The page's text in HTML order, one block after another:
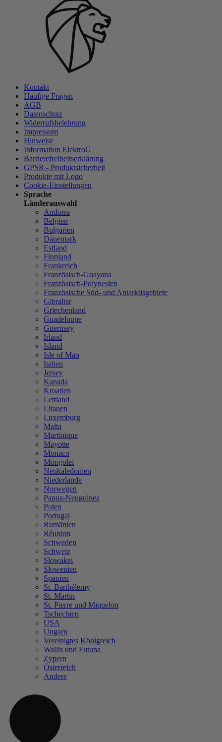
Kontakt
Häufige Fragen
AGB
Datenschutz
Widerrufsbelehrung
Impressum
Hinweise
Information ElektroG
Barrierefreiheitserklärung
GPSR - Produktsicherheit
Produkte mit Logo
Cookie-Einstellungen
Sprache
Länderauswahl
Andorra
Belgien
Bulgarien
Dänemark
Estland
Finnland
Frankreich
Französisch-Guayana
Französisch-Polynesien
Französische Süd- und Antarktisgebiete
Gibraltar
Griechenland
Guadeloupe
Guernsey
Irland
Island
Isle of Man
Italien
Jersey
Kanada
Kroatien
Lettland
Litauen
Luxemburg
Malta
Martinique
Mayotte
Monaco
Mongolei
Neukaledonien
Niederlande
Norwegen
Papua-Neuguinea
Polen
Portugal
Rumänien
Réunion
Schweden
Schweiz
Slowakei
Slowenien
Spanien
St. Barthélemy
St. Martin
St. Pierre und Miquelon
Tschechien
USA
Ungarn
Vereinigtes Königreich
Wallis und Futuna
Zypern
Österreich
Andere